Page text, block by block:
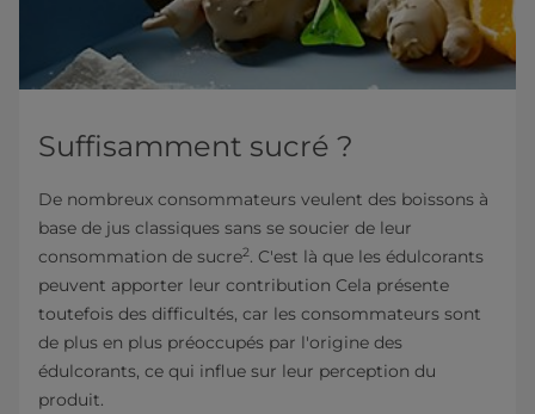
Suffisamment sucré ?
De nombreux consommateurs veulent des boissons à
base de jus classiques sans se soucier de leur
consommation de sucre2. C'est là que les édulcorants
peuvent apporter leur contribution Cela présente
toutefois des difficultés, car les consommateurs sont
de plus en plus préoccupés par l'origine des
édulcorants, ce qui influe sur leur perception du
produit.